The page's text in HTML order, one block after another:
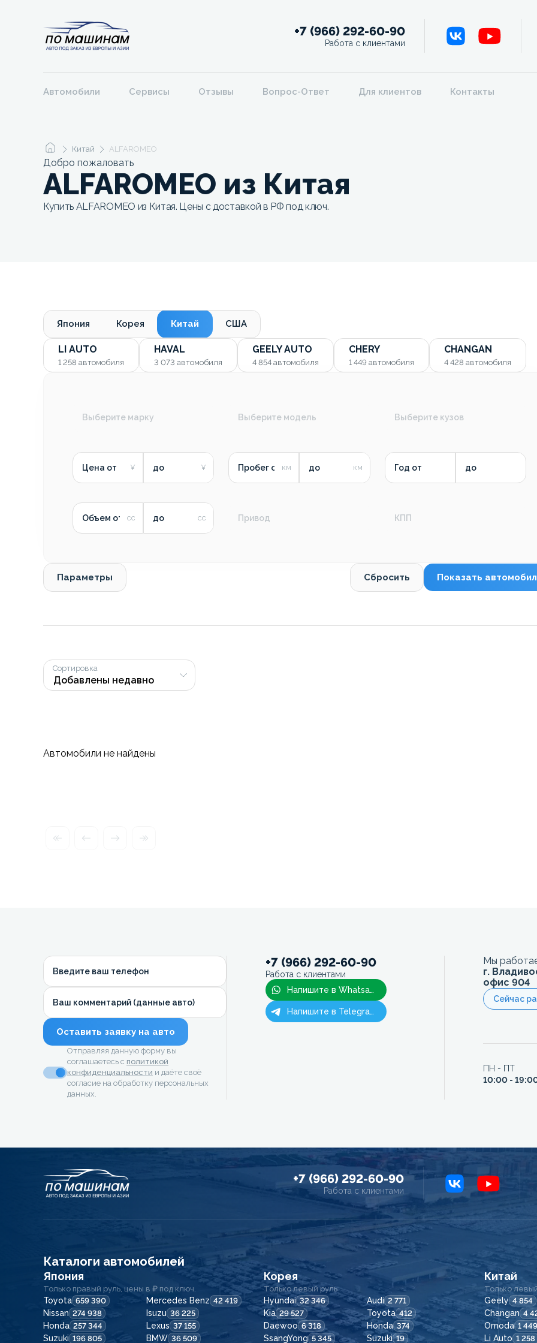
+7 (966) 292-60-90
Работа с клиентами
Автомобили Сервисы Отзывы Вопрос-Ответ Для клиентов Контакты
Китай ALFAROMEO
Добро пожаловать
ALFAROMEO из Китая
Купить ALFAROMEO из Китая. Цены с доставкой в РФ под ключ.
Япония Корея Китай США
LI AUTO
1 258 автомобиля
HAVAL
3 073 автомобиля
GEELY AUTO
4 854 автомобиля
CHERY
1 449 автомобиля
CHANGAN
4 428 автомобиля
Выберите марку Выберите модель Выберите кузов
Цена от до Пробег от до Год от до
Объем от до Привод КПП
Параметры Сбросить Показать
Сортировка
Автомобили не найдены
Введите ваш телефон
Ваш комментарий (данные авто)
Оставить заявку на авто
Отправляя данную форму вы
соглашаетесь с политикой
конфиденциальности и даёте своё
согласие на обработку персональных
данных.
+7 (966) 292-60-90
Работа с клиентами
Напишите в Whatsapp
Напишите в Telegram
Мы
г.
офис 904
Сейчас
ПН - ПТ
10:00 -
+7 (966) 292-60-90
Работа с клиентами
Каталоги автомобилей
Япония
Только правый руль, цены в ₽ под ключ.
Toyota 659 390 Mercedes Benz 42 419
Nissan 274 938 Isuzu 36 225
Honda 257 344 Lexus 37 155
Suzuki 196 805 BMW 36 509
Корея
Только левый руль
Hyundai 32 346 Audi 2 771
Kia 29 527 Toyota 412
Daewoo 6 318 Honda 374
SsangYong 5 345 Suzuki 19
Китай
Только
Geely 4 854
Changan 4
Omoda 1 449
Li Auto 1 258